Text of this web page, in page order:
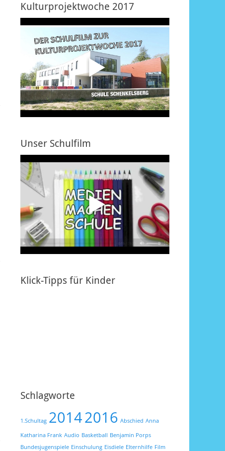
Kulturprojektwoche 2017
Unser Schulfilm
Klick-Tipps für Kinder
Schlagworte
1.Schultag 20142016 Abschied Anna
Katharina Frank Audio Basketball Benjamin Porps
Bundesjugenspiele Einschulung Eisdiele Elternhilfe Film